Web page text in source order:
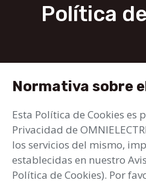
Política
Normativa sobre
Esta Política de Cookies es
Privacidad de
los servicios del mismo,
establecidas en nuestro
Política de Cookies). Por